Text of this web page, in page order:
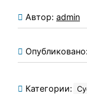
Автор: admin
Опубликовано:
Категории: